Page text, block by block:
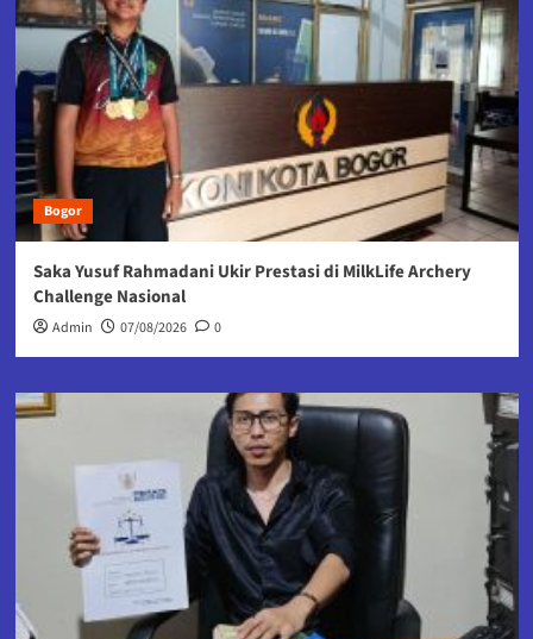
Bogor
Saka Yusuf Rahmadani Ukir Prestasi di MilkLife Archery
Challenge Nasional
Admin 07/08/2026 0